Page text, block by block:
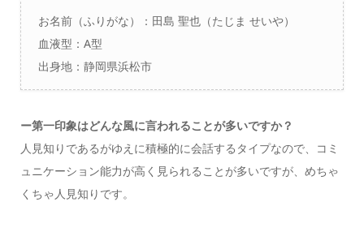
お名前（ふりがな）： 田島 聖也（たじま せいや）
血液型：A型
出身地：静岡県浜松市
ー第一印象はどんな風に言われることが多いですか？
人見知りであるがゆえに積極的に会話するタイプなので、コミ
ュニケーション能力が高く見られることが多いですが、めちゃ
くちゃ人見知りです。